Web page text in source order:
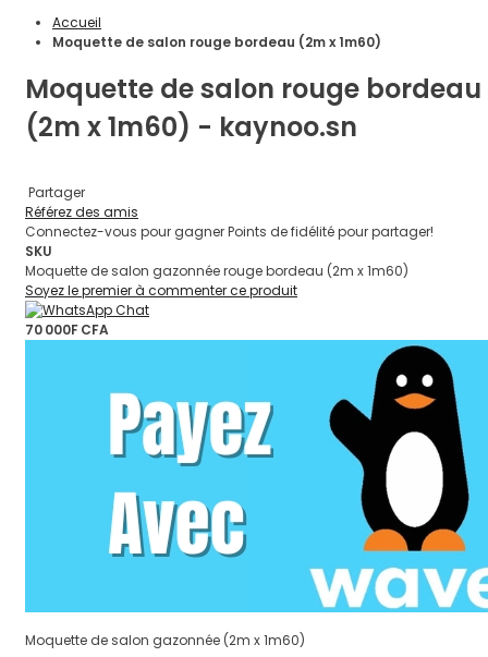
Accueil
Moquette de salon rouge bordeau (2m x 1m60)
Moquette de salon rouge bordeau
(2m x 1m60) - kaynoo.sn
Partager
Référez des amis
Connectez-vous pour gagner Points de fidélité pour partager!
SKU
Moquette de salon gazonnée rouge bordeau (2m x 1m60)
Soyez le premier à commenter ce produit
70 000F CFA
Moquette de salon gazonnée (2m x 1m60)